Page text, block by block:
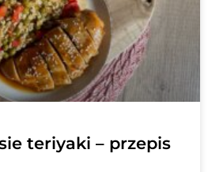
teriyaki – przepis